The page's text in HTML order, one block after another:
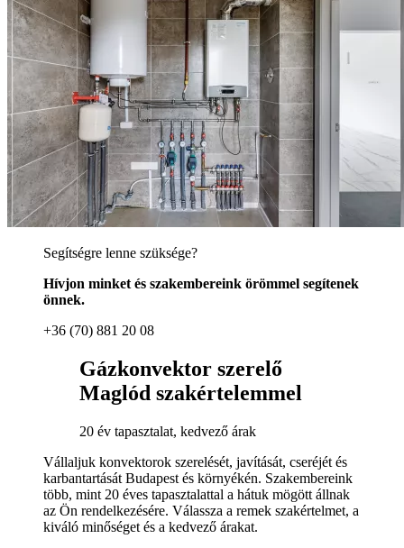
Segítségre lenne szüksége?
Hívjon minket és szakembereink örömmel segítenek
önnek.
+36 (70) 881 20 08
Gázkonvektor szerelő
Maglód szakértelemmel
20 év tapasztalat, kedvező árak
Vállaljuk konvektorok szerelését, javítását, cseréjét és
karbantartását Budapest és környékén. Szakembereink
több, mint 20 éves tapasztalattal a hátuk mögött állnak
az Ön rendelkezésére. Válassza a remek szakértelmet, a
kiváló minőséget és a kedvező árakat.